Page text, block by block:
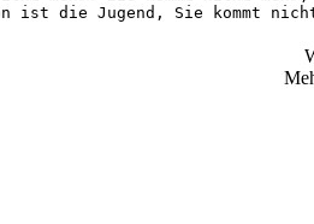
ist die Jugend, Sie kommt